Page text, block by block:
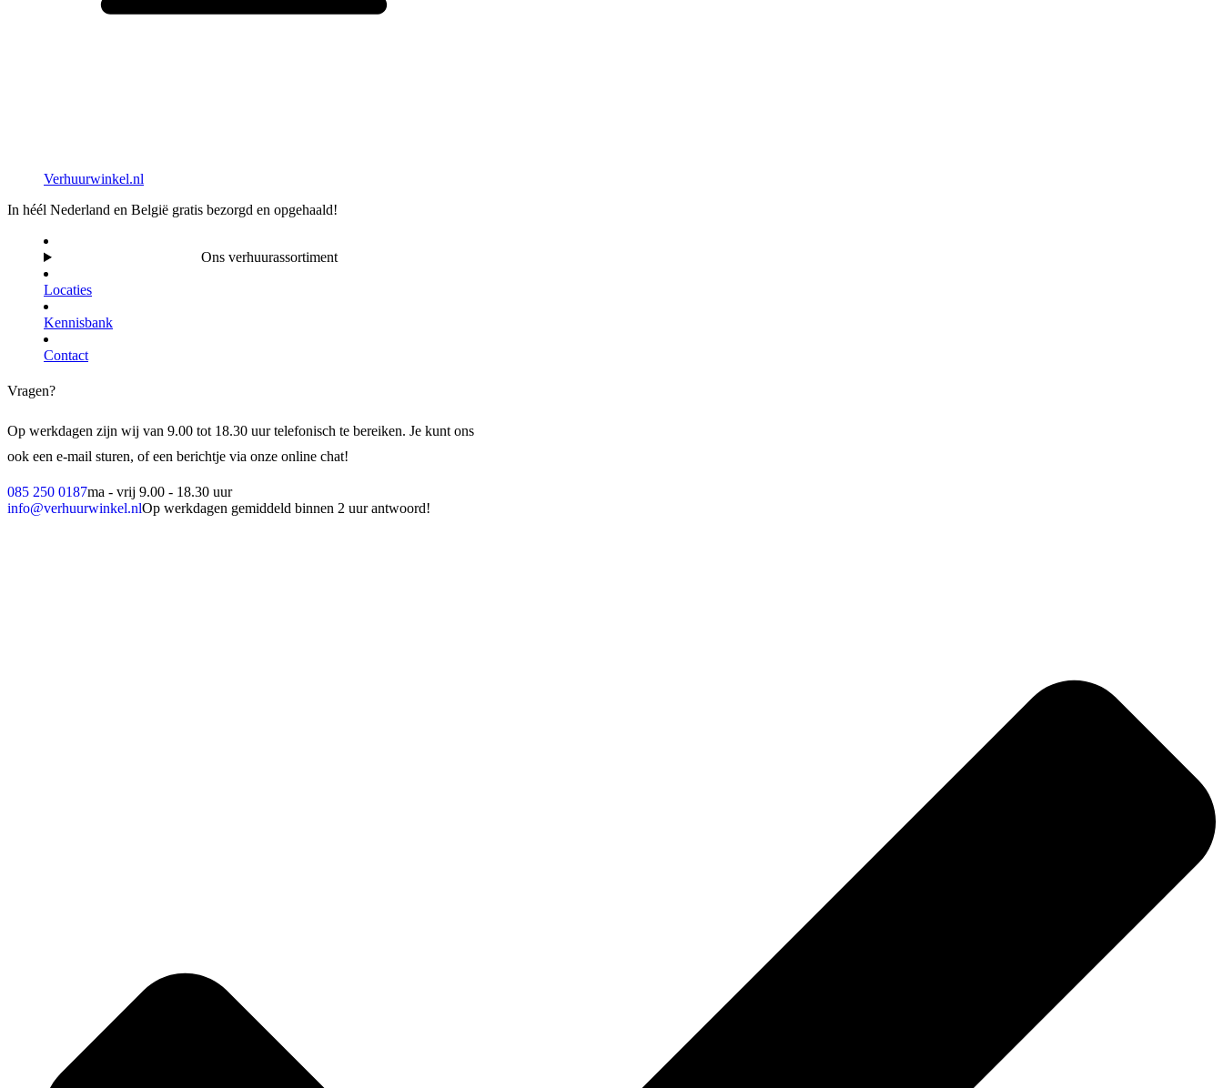
Verhuurwinkel.nl
In héél Nederland en België gratis bezorgd en opgehaald!
Ons verhuurassortiment
Locaties
Kennisbank
Contact
Vragen?
Op werkdagen zijn wij van 9.00 tot 18.30 uur telefonisch te bereiken. Je kunt ons
ook een e-mail sturen, of een berichtje via onze online chat!
085 250 0187ma - vrij 9.00 - 18.30 uur
info@verhuurwinkel.nlOp werkdagen gemiddeld binnen 2 uur antwoord!